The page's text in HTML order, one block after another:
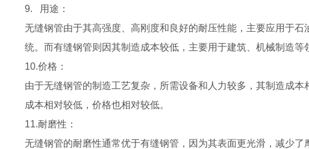
9.
用途：
无缝钢管由于其高强度、高刚度和良好的耐压性能，主要应用于
统。而有缝钢管则因其制造成本较低，主要用于建筑、机械制造等
10.价格：
由于无缝钢管的制造工艺复杂，所需设备和人力较多，其制造成
成本相对较低，价格也相对较低。
11.耐磨性：
无缝钢管的耐磨性通常优于有缝钢管，因为其表面更光滑，减少了